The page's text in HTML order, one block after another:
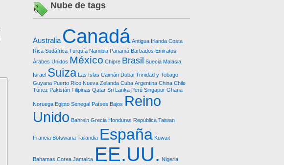
Nube de tags
Australia Canadá Antigua Irlanda Costa
Rica Sudáfrica Turquía Namibia Panamá Barbados Emiratos
Árabes Unidos México Chipre Brasil Suecia Malasia
Israel Suiza Las Islas Caimán Dubai Trinidad y Tobago
Guyana Puerto Rico Nueva Zelanda Cuba Argentina China Chile
Túnez Pakistán Filipinas Qatar Sri Lanka Perú Singapur Ghana
Noruega Egipto Senegal Países Bajos Reino
Unido Bahrein Grecia Honduras República Taiwan
Francia Botswana Tailandia España Kuwait
Bahamas Corea Jamaica EE.UU. Nigeria